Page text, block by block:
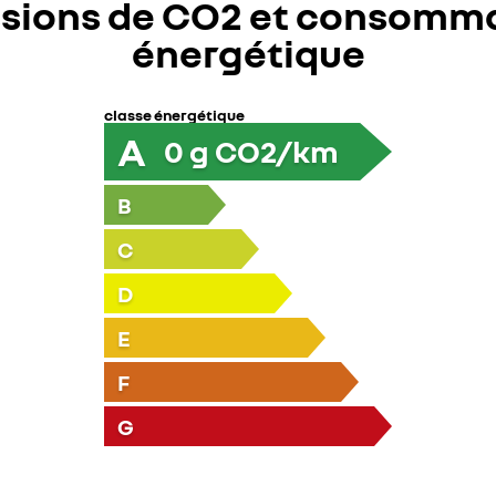
de CO2 et
énergétique
classe énergétique
A 0 g CO2/km
B
C
D
E
F
G